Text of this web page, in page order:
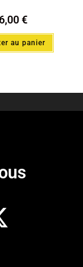
6,00€
au panier